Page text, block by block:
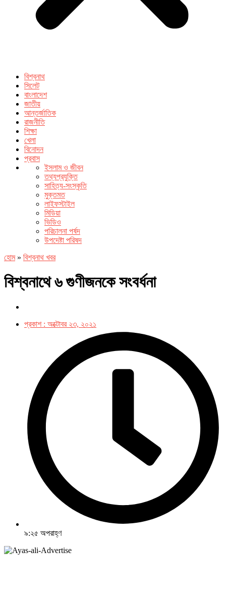
বিশ্বনাথ
সিলেট
বাংলাদেশ
জাতীয়
আন্তর্জাতিক
রাজনীতি
শিক্ষা
খেলা
বিনোদন
প্রবাস
ইসলাম ও জীবন
তথ্যপ্রযুক্তি
সাহিত্য-সংস্কৃতি
মুক্তমত
লাইফস্টাইল
মিডিয়া
ভিডিও
পরিচালনা পর্ষদ
উপদেষ্টা পরিষদ
হোম» বিশ্বনাথ খবর
বিশ্বনাথে ৬ গুণীজনকে সংবর্ধনা
প্রকাশ : অক্টোবর ২৩, ২০২১
৯:২৫ অপরাহ্ণ